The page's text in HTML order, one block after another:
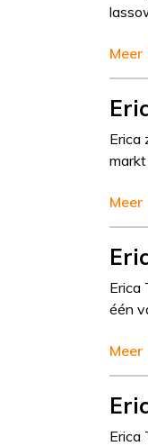
Meer
Erica
Meer
Erica
één
Meer
Erica